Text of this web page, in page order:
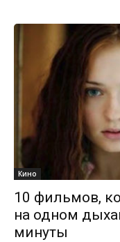
Кино
10 фильмов,
на одном
минуты